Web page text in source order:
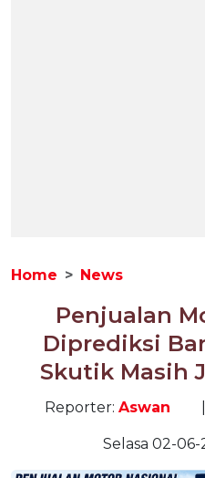
Home News
Penjualan
Diprediksi
Skutik Masih
Reporter: Aswan
Selasa 02-06-